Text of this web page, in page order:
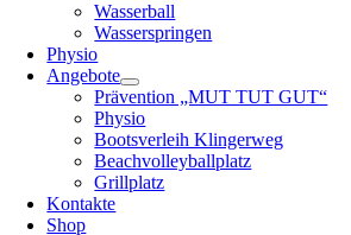
Wasserball
Wasserspringen
Physio
Angebote
Prävention „MUT TUT GUT“
Physio
Bootsverleih Klingerweg
Beachvolleyballplatz
Grillplatz
Kontakte
Shop